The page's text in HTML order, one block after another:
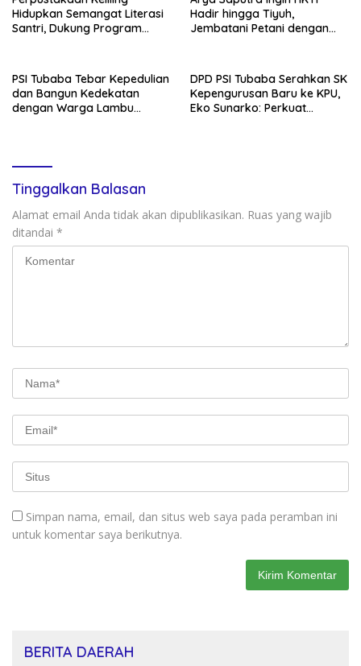
Hidupkan Semangat Literasi
Santri, Dukung Program
Hadir hingga Tiyuh,
Jembatani Petani dengan
PSI Tubaba Tebar Kepedulian
dan Bangun Kedekatan
dengan Warga Lambu
DPD PSI Tubaba Serahkan SK
Kepengurusan Baru ke KPU,
Eko Sunarko: Perkuat
Tinggalkan Balasan
Alamat email Anda tidak akan dipublikasikan. Ruas yang wajib
ditandai *
Simpan nama, email, dan situs web saya pada peramban ini
untuk komentar saya berikutnya.
BERITA DAERAH